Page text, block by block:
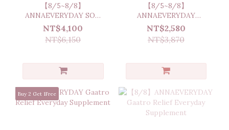
【8/5~8/8】
ANNAEVERYDAY SOD
VISION+ Everyday
Supplement
NT$4,100
NT$6,150
【8/5~8/8】
ANNAEVERYDAY
GlucaPropo Guard+
Everyday
NT$2,580
NT$3,870
Buy 2 Get 1Free